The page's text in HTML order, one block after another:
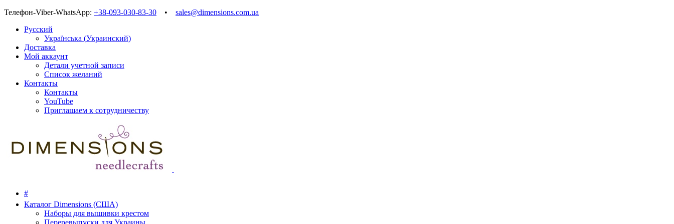
Телефон-Viber-WhatsApp: +38-093-030-83-30 • sales@dimensions.com.ua
Русский
Українська (Украинский)
Доставка
Мой аккаунт
Детали учетной записи
Список желаний
Контакты
Контакты
YouTube
Приглашаем к сотрудничеству
#
Каталог Dimensions (США)
Наборы для вышивки крестом
Переревыпуски для Украины